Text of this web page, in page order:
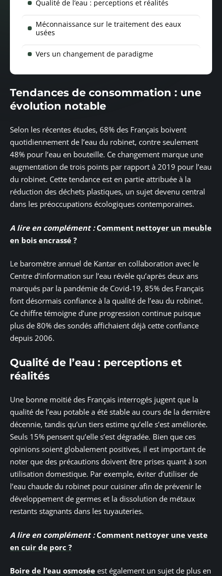
Qualité de l’eau : perceptions et réalités
Méconnaissance sur le traitement des eaux
usées
Vers un changement de paradigme
Tendances de consommation : une
évolution notable
Selon les récentes études, 68% des Français boivent
quotidiennement de l’eau du robinet, contre seulement
48% pour l’eau en bouteille. Ce changement marque une
augmentation de trois points par rapport à 2019 pour l’eau
du robinet. Cette tendance est en partie attribuée à la
réduction des déchets plastiques, un sujet devenu central
dans les préoccupations écologiques contemporaines.
A lire en complément : Comment nettoyer un meuble
en bois encrassé ?
Le baromètre annuel de Kantar en collaboration avec le
Centre d’information sur l’eau révèle qu’après deux ans
marqués par la pandémie de Covid-19, 85% des Français
font désormais confiance à la qualité de l’eau du robinet.
Ce chiffre témoigne d’une progression continue puisque
plus de 80% des sondés affichaient déjà cette confiance
depuis 2006.
Qualité de l’eau : perceptions et
réalités
Une bonne moitié des Français interrogés jugent que la
qualité de l’eau potable a été stable au cours de la dernière
décennie, tandis qu’un tiers estime qu’elle s’est améliorée.
Seuls 15% pensent qu’elle s’est dégradée. Bien que ces
opinions soient globalement positives, il est important de
noter que des précautions doivent être prises quant à son
utilisation domestique. Par exemple, éviter d’utiliser de
l’eau chaude du robinet pour cuisiner afin de prévenir le
développement de germes et la dissolution de métaux
restants stagnants dans les tuyauteries.
A lire en complément : Comment nettoyer une veste
en cuir de porc ?
Boire de l’eau osmosée est également un sujet de plus en